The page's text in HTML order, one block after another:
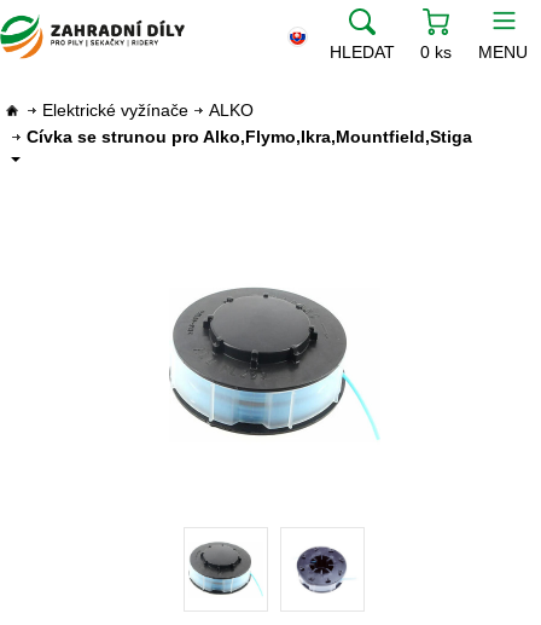
HLEDAT 0 ks MENU
Elektrické vyžínače
ALKO
Cívka se strunou pro Alko,Flymo,Ikra,Mountfield,Stiga